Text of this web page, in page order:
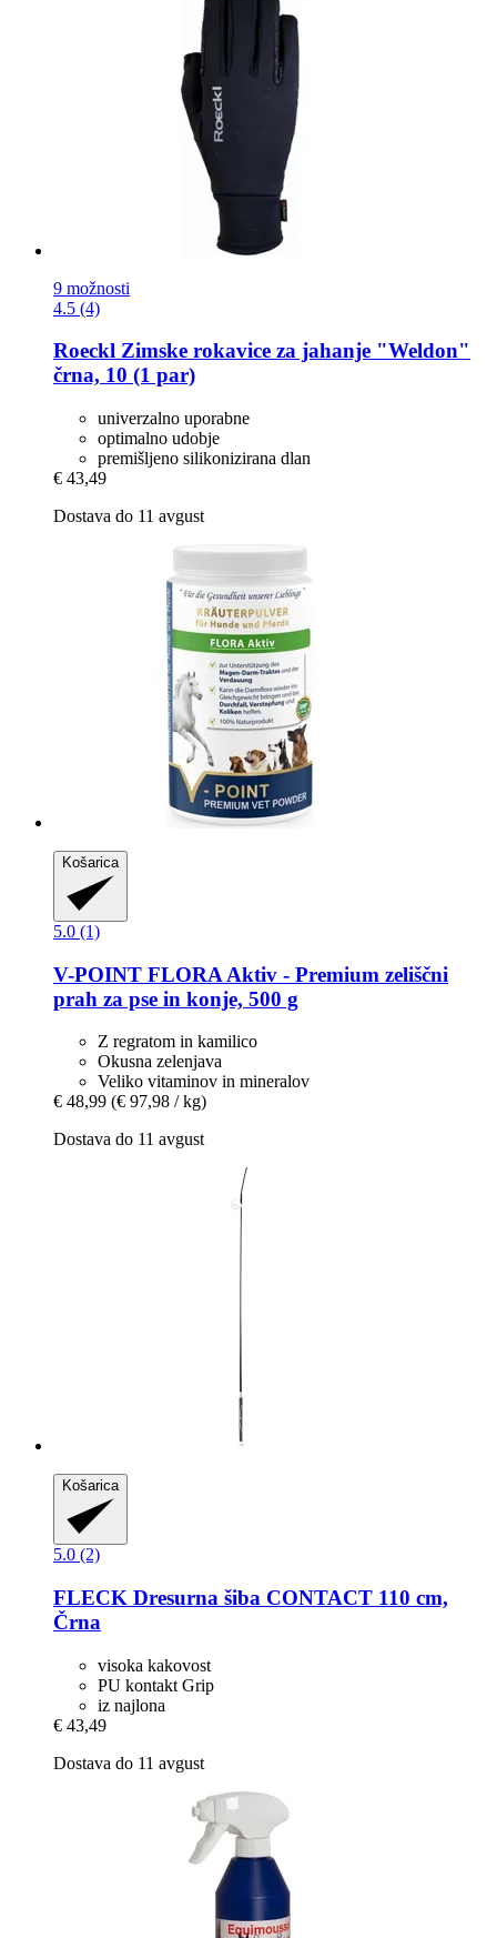
9 možnosti
4.5 (4)
Roeckl Zimske rokavice za jahanje "Weldon"
črna, 10 (1 par)
univerzalno uporabne
optimalno udobje
premišljeno silikonizirana dlan
€ 43,49
Dostava do 11 avgust
Košarica
5.0 (1)
V-POINT FLORA Aktiv -​ Premium zeliščni
prah za pse in konje, 500 g
Z regratom in kamilico
Okusna zelenjava
Veliko vitaminov in mineralov
€ 48,99 (€ 97,98 / kg)
Dostava do 11 avgust
Košarica
5.0 (2)
FLECK Dresurna šiba CONTACT 110 cm,
Črna
visoka kakovost
PU kontakt Grip
iz najlona
€ 43,49
Dostava do 11 avgust